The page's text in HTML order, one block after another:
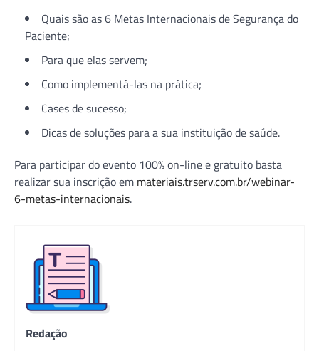
Quais são as 6 Metas Internacionais de Segurança do
Paciente;
Para que elas servem;
Como implementá-las na prática;
Cases de sucesso;
Dicas de soluções para a sua instituição de saúde.
Para participar do evento 100% on-line e gratuito basta
realizar sua inscrição em materiais.trserv.com.br/webinar-
6-metas-internacionais.
Redação